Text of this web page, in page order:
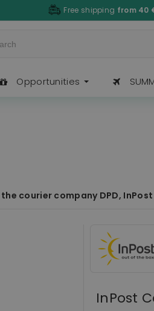
Free shipping from 40
Opportunities
courier company DPD,
InPost